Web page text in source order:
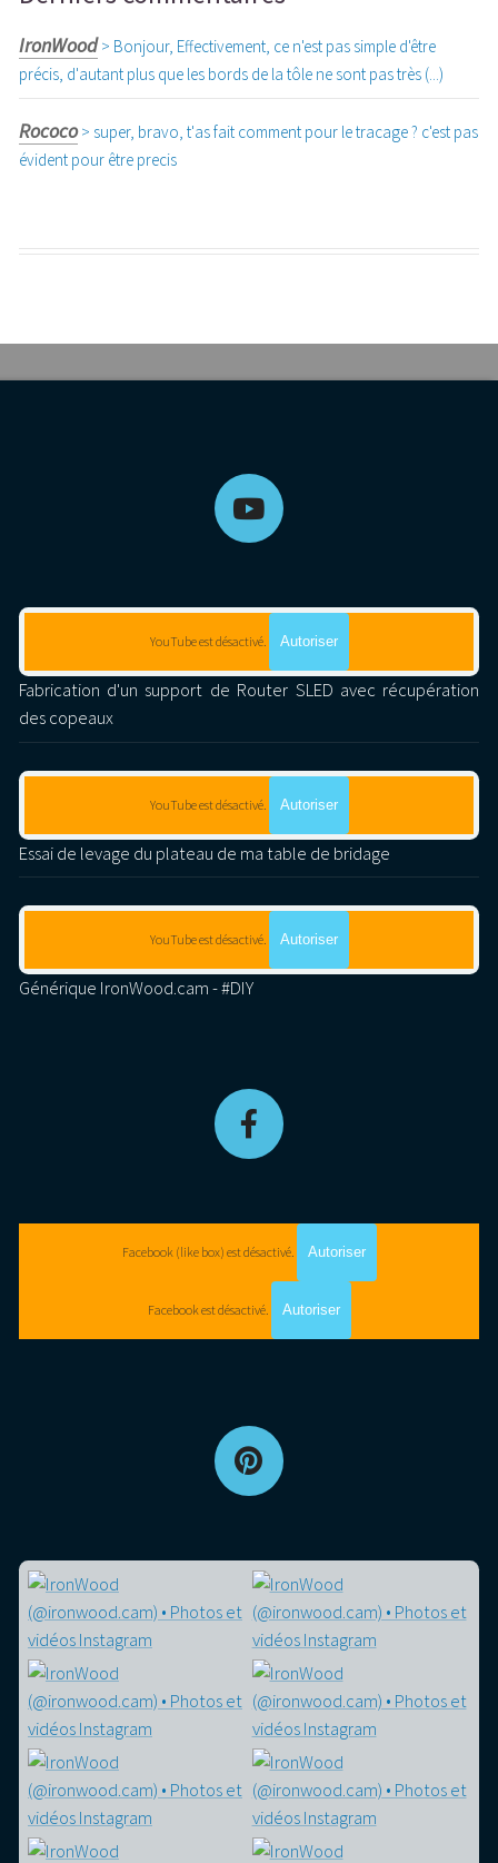
IronWood> Bonjour, Effectivement, ce n'est pas simple d'être
précis, d'autant plus que les bords de la tôle ne sont pas très (...)
Rococo> super, bravo, t'as fait comment pour le tracage ? c'est pas
évident pour être precis
YouTube est désactivé. Autoriser
Fabrication d'un support de Router SLED avec récupération
des copeaux
YouTube est désactivé. Autoriser
Essai de levage du plateau de ma table de bridage
YouTube est désactivé. Autoriser
Générique IronWood.cam - #DIY
Facebook (like box) est désactivé. Autoriser
Facebook est désactivé. Autoriser